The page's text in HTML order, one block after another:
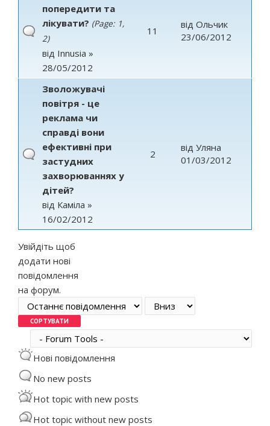
попередити та
лікувати? (Page: 1,
2)
від Innusia »
28/05/2012
11
від Ольчик
23/06/2012
Зволожувачі
повітря - це
реклама чи
справді вони
ефективні при
застудних
захворюваннях у
дітей?
від Каміла »
16/02/2012
2
від Уляна
01/03/2012
Увійдіть щоб
додати нові
повідомлення
на форум.
Order by
Сортувати
Нові повідомлення
No new posts
Hot topic with new posts
Hot topic without new posts